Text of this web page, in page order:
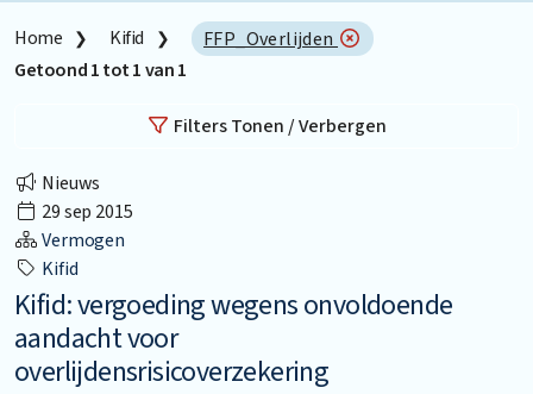
Home Kifid
FFP_Overlijden
Getoond1tot1van1
Filters Tonen / Verbergen
Nieuws
29 sep 2015
Vermogen
Kifid
Kifid: vergoeding wegens onvoldoende
aandacht voor
overlijdensrisicoverzekering